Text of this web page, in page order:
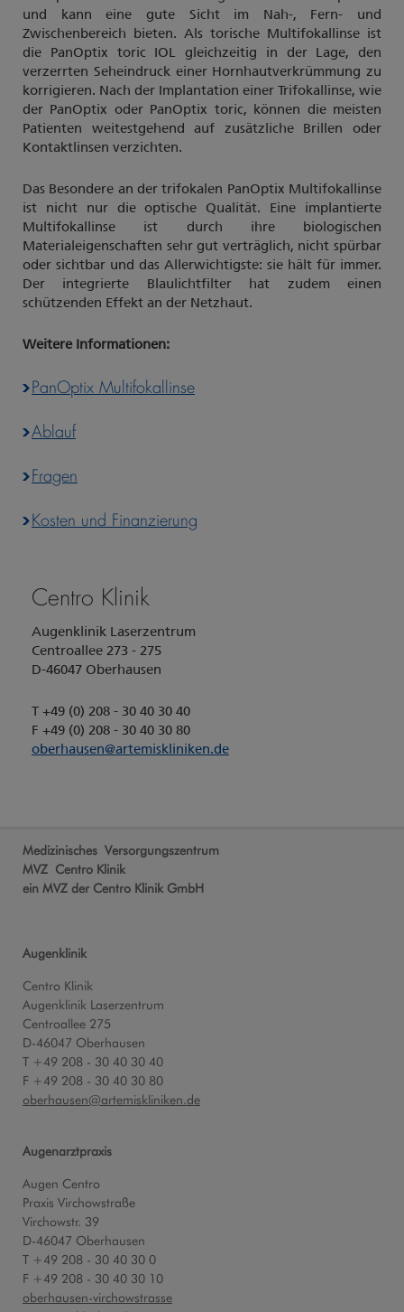
und kann eine gute Sicht im Nah-, Fern- und
Zwischenbereich bieten. Als torische Multifokallinse ist
die PanOptix toric IOL gleichzeitig in der Lage, den
verzerrten Seheindruck einer Hornhautverkrümmung zu
korrigieren. Nach der Implantation einer Trifokallinse, wie
der PanOptix oder PanOptix toric, können die meisten
Patienten weitestgehend auf zusätzliche Brillen oder
Kontaktlinsen verzichten.
Das Besondere an der trifokalen PanOptix Multifokallinse
ist nicht nur die optische Qualität. Eine implantierte
Multifokallinse ist durch ihre biologischen
Materialeigenschaften sehr gut verträglich, nicht spürbar
oder sichtbar und das Allerwichtigste: sie hält für immer.
Der integrierte Blaulichtfilter hat zudem einen
schützenden Effekt an der Netzhaut.
Weitere Informationen:
PanOptix Multifokallinse
Ablauf
Fragen
Kosten und Finanzierung
Centro Klinik
Augenklinik Laserzentrum
Centroallee 273 - 275
D-46047 Oberhausen
T +49 (0) 208 - 30 40 30 40
F +49 (0) 208 - 30 40 30 80
oberhausen@artemiskliniken.de
Medizinisches Versorgungszentrum
MVZ Centro Klinik
ein MVZ der Centro Klinik GmbH
Augenklinik
Centro Klinik
Augenklinik Laserzentrum
Centroallee 275
D-46047 Oberhausen
T +49 208 - 30 40 30 40
F +49 208 - 30 40 30 80
oberhausen@artemiskliniken.de
Augenarztpraxis
Augen Centro
Praxis Virchowstraße
Virchowstr. 39
D-46047 Oberhausen
T +49 208 - 30 40 30 0
F +49 208 - 30 40 30 10
oberhausen-virchowstrasse